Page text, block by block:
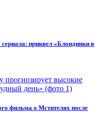
приквел «Блондинки в
фильма о Мстителях после